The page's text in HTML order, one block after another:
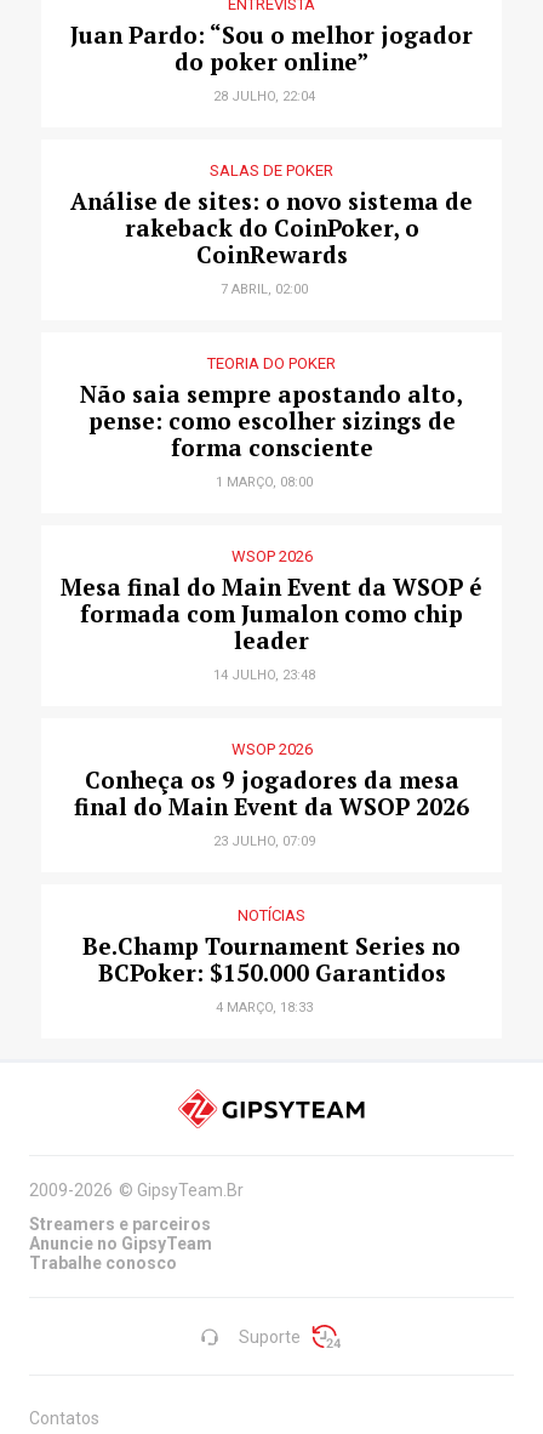
ENTREVISTA
Juan Pardo: “Sou o melhor jogador
do poker online”
28 JULHO, 22:04
SALAS DE POKER
Análise de sites: o novo sistema de
rakeback do CoinPoker, o
CoinRewards
7 ABRIL, 02:00
TEORIA DO POKER
Não saia sempre apostando alto,
pense: como escolher sizings de
forma consciente
1 MARÇO, 08:00
WSOP 2026
Mesa final do Main Event da WSOP é
formada com Jumalon como chip
leader
14 JULHO, 23:48
WSOP 2026
Conheça os 9 jogadores da mesa
final do Main Event da WSOP 2026
23 JULHO, 07:09
NOTÍCIAS
Be.Champ Tournament Series no
BCPoker: $150.000 Garantidos
4 MARÇO, 18:33
Suporte
2009-2026 © GipsyTeam.Br
Streamers e parceiros
Anuncie no GipsyTeam
Trabalhe conosco
Contatos